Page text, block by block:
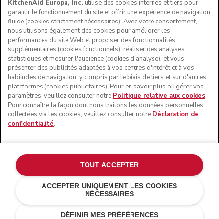
SUIVEZ-NOUS
forme du robot pâtissier multifonction sont des marques
commerciales aux États-Unis et ailleurs.
Gérer mes cookies
Politique de confidentialité
Politique en matière de cookies
Résolution des litiges en ligne
KitchenAid Europa, Inc. utilise des cookies internes et tiers pour
garantir le fonctionnement du site et offrir une expérience de navigation
fluide (cookies strictement nécessaires). Avec votre consentement,
nous utilisons également des cookies pour améliorer les
performances du site Web et proposer des fonctionnalités
supplémentaires (cookies fonctionnels), réaliser des analyses
statistiques et mesurer l'audience (cookies d'analyse), et vous
présenter des publicités adaptées à vos centres d'intérêt et à vos
habitudes de navigation, y compris par le biais de tiers et sur d'autres
plateformes (cookies publicitaires). Pour en savoir plus ou gérer vos
paramètres, veuillez consulter notre Politique relative aux cookies.
Pour connaître la façon dont nous traitons les données personnelles
collectées via les cookies, veuillez consulter notre Déclaration de
confidentialité.
DÉFINIR MES PRÉFÉRENCES
ACCEPTER UNIQUEMENT LES COOKIES
NÉCESSAIRES
TOUT ACCEPTER